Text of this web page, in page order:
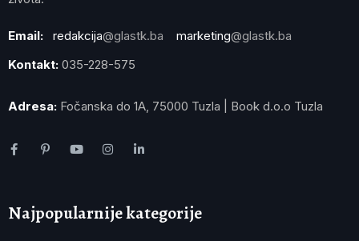
Email: redakcija@glastk.ba marketing@glastk.ba
Kontakt: 035-228-575
Adresa: Fočanska do 1A, 75000 Tuzla | Book d.o.o Tuzla
Najpopularnije kategorije